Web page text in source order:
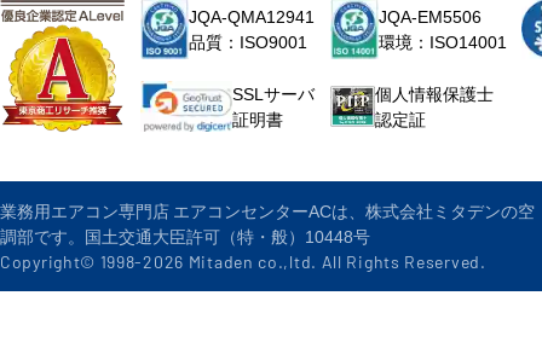
JQA-QMA12941
品質：ISO9001
JQA-EM5506
環境：ISO14001
SSLサーバ
証明書
個人情報保護士
認定証
業務用エアコン専門店 エアコンセンターACは、株式会社ミタデンの空
調部です。国土交通大臣許可（特・般）10448号
Copyright© 1998-2026 Mitaden co.,ltd. All Rights Reserved.